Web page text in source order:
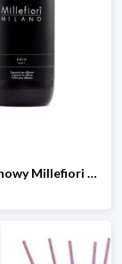
Płyn zapachowy Millefiori Milano Nero 500ml